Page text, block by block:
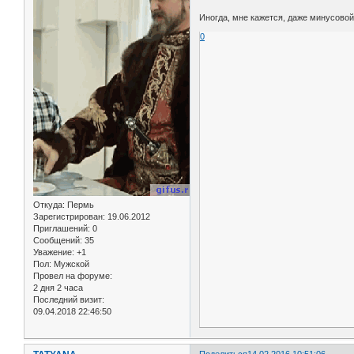
Откуда: Пермь
Зарегистрирован: 19.06.2012
Приглашений: 0
Сообщений: 35
Уважение: +1
Пол: Мужской
Провел на форуме:
2 дня 2 часа
Последний визит:
09.04.2018 22:46:50
Иногда, мне кажется, даже
0